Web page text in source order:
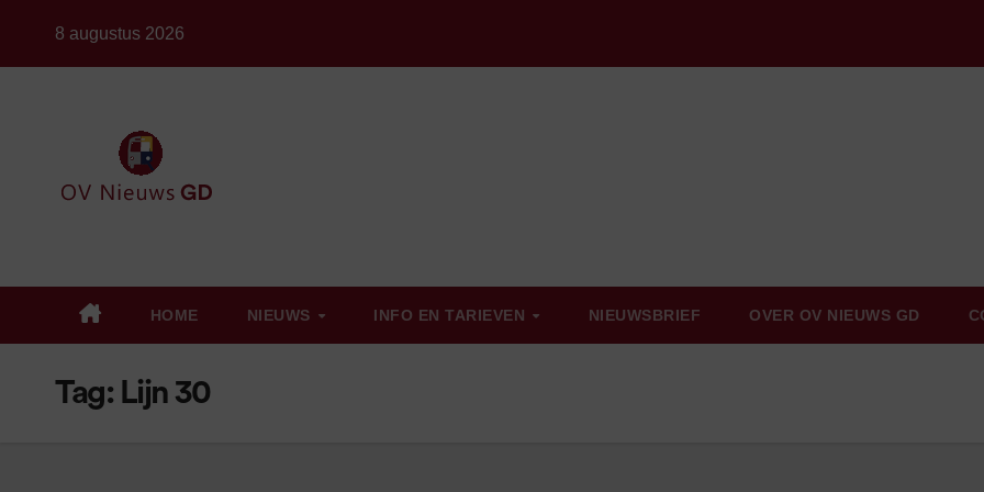
8 augustus 2026
HOME NIEUWS INFO EN TARIEVEN NIEUWSBRIEF OVER OV NIEUWS GD
Tag: Lijn 30